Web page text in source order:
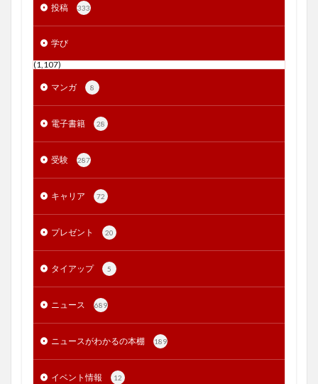
投稿 333
学び
(1,107)
マンガ 8
電子書籍 28
受験 287
キャリア 72
プレゼント 20
タイアップ 5
ニュース 689
ニュースがわかるの本棚 189
イベント情報 12